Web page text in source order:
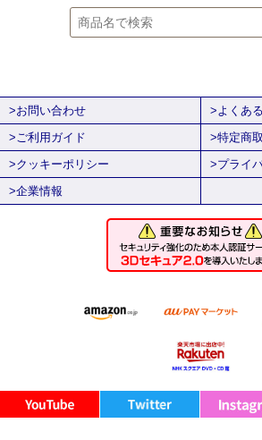
>お問い合わせ
>よくあ
>ご利用ガイド
>特定商
>クッキーポリシー
>プライ
>企業情報